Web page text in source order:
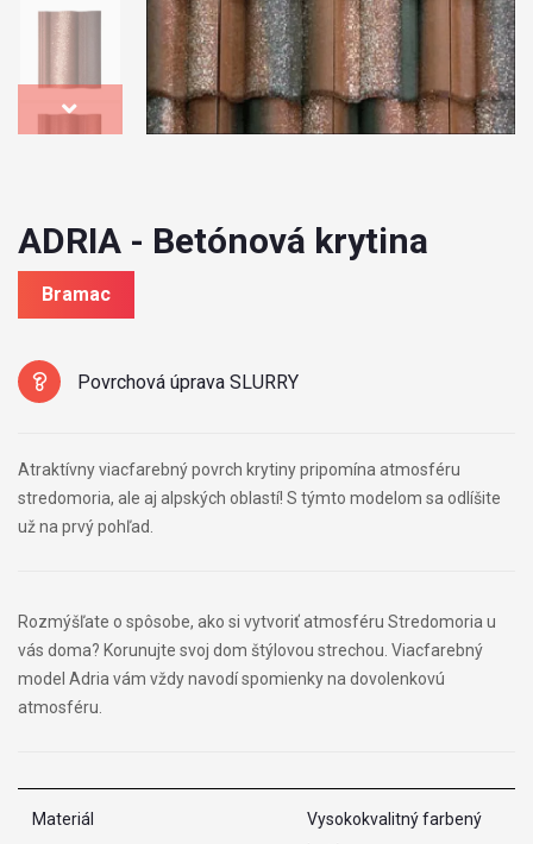
ADRIA - Betónová krytina
Bramac
Povrchová úprava SLURRY
Atraktívny viacfarebný povrch krytiny pripomína atmosféru
stredomoria, ale aj alpských oblastí! S týmto modelom sa odlíšite
už na prvý pohľad.
Rozmýšľate o spôsobe, ako si vytvoriť atmosféru Stredomoria u
vás doma? Korunujte svoj dom štýlovou strechou. Viacfarebný
model Adria vám vždy navodí spomienky na dovolenkovú
atmosféru.
Materiál
Vysokokvalitný farbený